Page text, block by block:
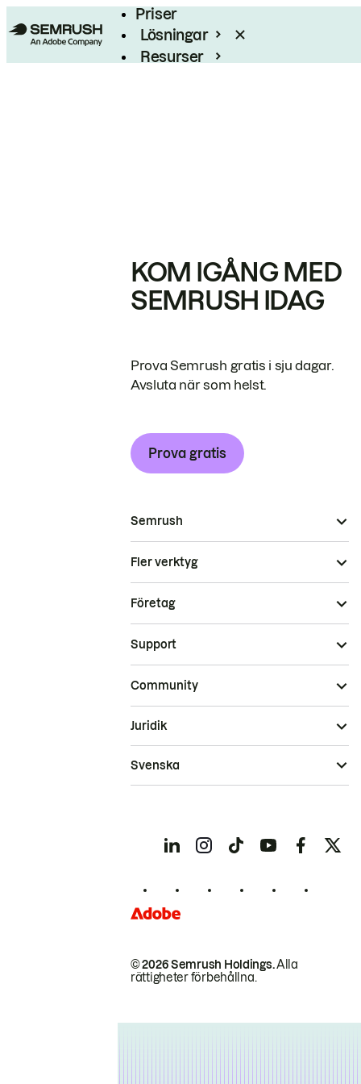
Priser
Lösningar
Resurser
KOM IGÅNG MED
SEMRUSH IDAG
Prova Semrush gratis i sju dagar.
Avsluta när som helst.
Prova gratis
Semrush
Fler verktyg
Företag
Support
Community
© 2026 Semrush Holdings.Alla
rättigheter förbehållna.
Juridik
Svenska